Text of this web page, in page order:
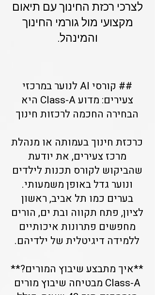
לצרכי רכזת החינוך עם תיאום
מקצועי מול גורמי החינוך
והמינהל.
## קורסי AI לנוער במרכזי
צעירים: מדוע Class-A היא
הבחירה החכמה לרכזות חינוך
כרכזת חינוך בעמותה או מנהלת
מרכז צעירים, את יודעת
שהביקוש לקורס תכנות לילדים
ונוער גדל באופן משמעותי.
בערים כמו תל אביב, ראשון
לציון, פתח תקווה ובת ים, הורים
מחפשים פתרונות איכותיים
ללמידה דיגיטלית של ילדיהם.
**איך מתבצע שיבוץ המורים?**
Class-A מבטיחה שיבוץ מורים